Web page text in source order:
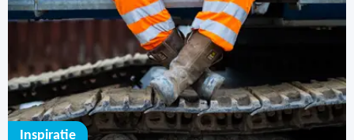
Inspiratie